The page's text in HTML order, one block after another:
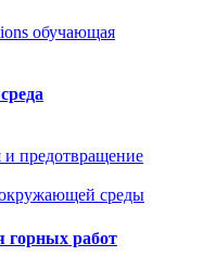
обучающая
предотвращение
среды
горных работ